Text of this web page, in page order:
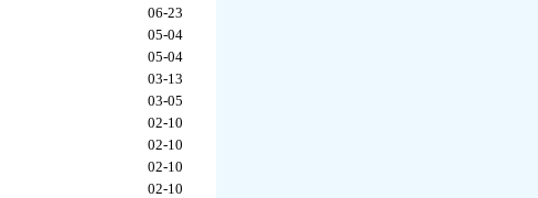
06-23
05-04
05-04
03-13
03-05
02-10
02-10
02-10
02-10